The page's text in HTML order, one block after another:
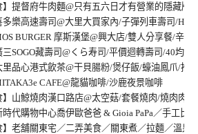
】提督府牛肉麵@只有五六日才有營業的隱藏
多樂高速壽司@大里大買家內/子彈列車壽司/
BURGER 摩斯漢堡@興大店/雙人分享餐/辛
三SOGO藏壽司@くら寿司/平價迴轉壽司/40均
里品心港式飲茶@干貝腸粉/煲仔飯/蠔油鳳爪/推
CAFE@龍貓咖啡/沙鹿夜景咖啡
】山鯨燒肉漢口路店@太空菇/套餐燒肉/燒肉肉
時代購物中心喬伊歐爸爸 & Gioia PaPa／手工比
】老舖關東宅／二弄美食／關東煮／拉麵／溫泉